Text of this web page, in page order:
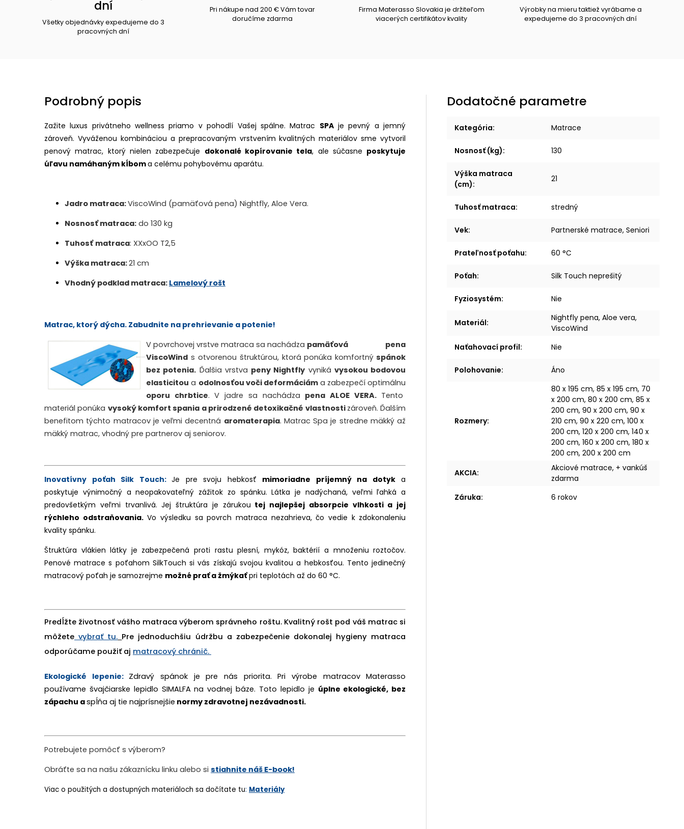
dní
Všetky objednávky expedujeme do 3
pracovných dní
Pri nákupe nad 200 € Vám tovar
doručíme zdarma
Firma Materasso Slovakia je držiteľom
viacerých certifikátov kvality
Výrobky na mieru taktiež vyrábame a
expedujeme do 3 pracovných dní
Podrobný popis
Zažite luxus privátneho wellness priamo v pohodlí Vašej spálne. Matrac SPAje pevný a jemný
zároveň. Vyváženou kombináciou a prepracovaným vrstvením kvalitných materiálov sme vytvoril
penový matrac, ktorý nielen zabezpečuje dokonalé kopírovanie tela, ale súčasne poskytuje
úľavu namáhaným kĺboma celému pohybovému aparátu.
Jadro matraca:ViscoWind (pamäťová pena) Nightfly, Aloe Vera.
Nosnosť matraca: do 130 kg
Tuhosť matraca: XXxOO T2,5
Výška matraca:21 cm
Vhodný podklad matraca: Lamelový rošt
Matrac, ktorý dýcha. Zabudnite na prehrievanie a potenie!
V povrchovej vrstve matraca sa nachádza pamäťová pena
ViscoWind s otvorenou štruktúrou, ktorá ponúkakomfortný spánok
bez potenia. Ďalšia vrstva peny Nightfly vyniká vysokou bodovou
elasticitou a odolnosťou voči deformáciám a zabezpečíoptimálnu
oporu chrbtice. V jadre sa nachádza pena ALOE VERA. Tento
materiál ponúka vysoký komfort spania a prirodzené detoxikačné vlastnosti zároveň. Ďalším
benefitom týchto matracov je veľmi decentná aromaterapia. Matrac Spa je stredne mäkký až
mäkký matrac, vhodný pre partnerov aj seniorov.
Inovatívny poťah Silk Touch: Je pre svoju hebkosť mimoriadne príjemný na dotyka
poskytuje výnimočný a neopakovateľný zážitok zo spánku. Látka je nadýchaná, veľmi ľahká a
predovšetkým veľmi trvanlivá. Jej štruktúra je zárukou tej najlepšej absorpcie vlhkosti a jej
rýchleho odstraňovania.Vo výsledku sa povrch matraca nezahrieva, čo vedie k zdokonaleniu
kvality spánku.
Štruktúra vlákien látky je zabezpečená proti rastu plesní, mykóz, baktérií a množeniu roztočov.
Penové matrace s poťahom SilkTouch si vás získajú svojou kvalitou a hebkosťou. Tento jedinečný
matracový poťah je samozrejme možné prať a žmýkaťpri teplotách až do 60 °C.
Predĺžte životnosť vášho matraca výberom správneho roštu. Kvalitný rošt pod váš matrac si
môžete vybrať tu. Pre jednoduchšiu údržbu a zabezpečenie dokonalej hygieny matraca
odporúčame použiť aj matracový chránič.
Ekologické lepenie: Zdravý spánok je pre nás priorita. Pri výrobe matracov Materasso
používame švajčiarske lepidlo SIMALFA na vodnej báze. Toto lepidlo je úplne ekologické, bez
zápachu aspĺňa aj tie najprísnejšie normy zdravotnej nezávadnosti.
Potrebujete pomôcť s výberom?
Obráťte sa na našu zákaznícku linku alebo si stiahnite náš E-book!
Viac o použitých a dostupných materiáloch sa dočítate tu: Materiály
Dodatočné parametre
Kategória: Matrace
Nosnosť (kg): 130
Výška matraca
(cm):
21
Tuhosť matraca: stredný
Vek: Partnerské matrace, Seniori
Prateľnosť poťahu: 60 °C
Poťah: Silk Touch neprešitý
Fyziosystém: Nie
Materiál:
Nightfly pena, Aloe vera,
ViscoWind
Naťahovací profil: Nie
Polohovanie: Áno
Rozmery:
80 x 195 cm, 85 x 195 cm, 70
x 200 cm, 80 x 200 cm, 85 x
200 cm, 90 x 200 cm, 90 x
210 cm, 90 x 220 cm, 100 x
200 cm, 120 x 200 cm, 140 x
200 cm, 160 x 200 cm, 180 x
200 cm, 200 x 200 cm
AKCIA:
Akciové matrace, + vankúš
zdarma
Záruka: 6 rokov